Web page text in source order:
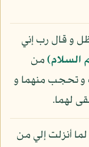
و قال رب إني
السلام)من
و تحجب منهما و
لهما.
أنزلت إلي من